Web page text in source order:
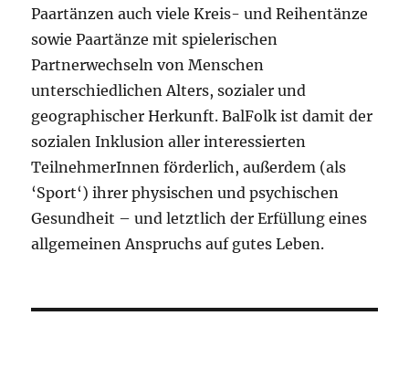
Paartänzen auch viele Kreis- und Reihentänze
sowie Paartänze mit spielerischen
Partnerwechseln von Menschen
unterschiedlichen Alters, sozialer und
geographischer Herkunft. BalFolk ist damit der
sozialen Inklusion aller interessierten
TeilnehmerInnen förderlich, außerdem (als
‘Sport‘) ihrer physischen und psychischen
Gesundheit – und letztlich der Erfüllung eines
allgemeinen Anspruchs auf gutes Leben.